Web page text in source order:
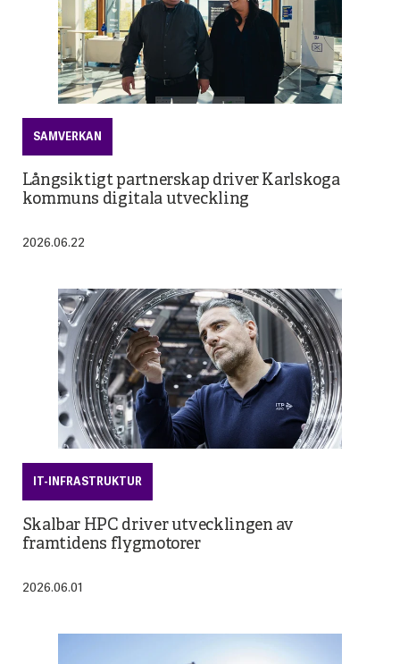
SAMVERKAN
Långsiktigt partnerskap driver Karlskoga
kommuns digitala utveckling
2026.06.22
IT-INFRASTRUKTUR
Skalbar HPC driver utvecklingen av
framtidens flygmotorer
2026.06.01
SAMVERKAN
Advania och link22 stärker Sveriges
totalförsvar
HÅLLBARHET
Hampus Ardland Looström vinner
Sustainergies Impact Challenge 2026